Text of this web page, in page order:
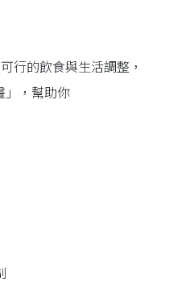
行的飲食與生活調整，
」，幫助你